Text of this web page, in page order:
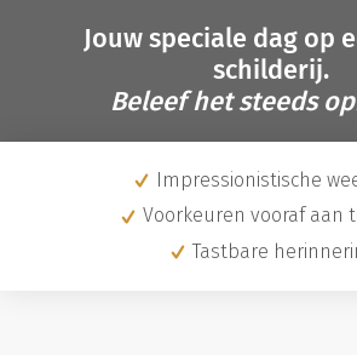
Jouw speciale dag op
schilderij.
Beleef het steeds
Impressionistische
Voorkeuren vooraf aan
Tastbare